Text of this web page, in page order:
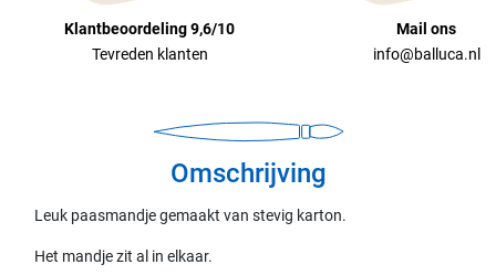
Klantbeoordeling 9,6/10
Tevreden klanten
Mail ons
info@balluca.nl
Omschrijving
Leuk paasmandje gemaakt van stevig karton.
Het mandje zit al in elkaar.